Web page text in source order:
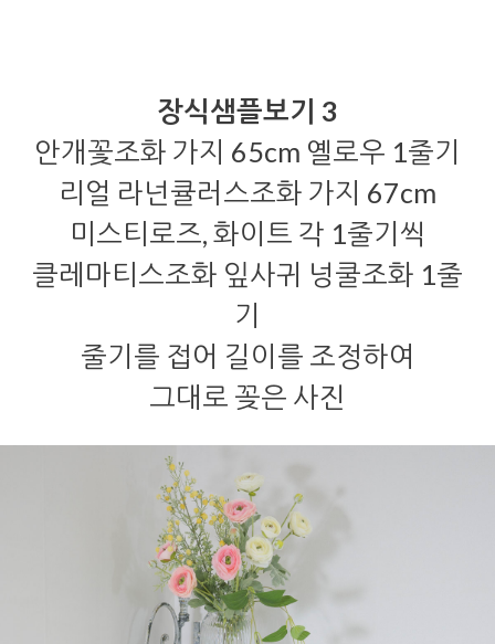
장식샘플보기 3
안개꽃조화 가지 65cm 옐로우 1줄기
리얼 라넌큘러스조화 가지 67cm
미스티로즈, 화이트 각 1줄기씩
클레마티스조화 잎사귀 넝쿨조화 1줄
기
줄기를 접어 길이를 조정하여
그대로 꽂은 사진